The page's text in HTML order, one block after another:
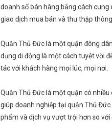
doanh số bán hàng bằng cách
giao dịch mua bán và thu thập
Quận Thủ Đức là một quận đông
dụng di động là một cách tuyệt vời
tác với khách hàng mọi lúc, mọi nơi.
Quận Thủ Đức là một quận có
giúp doanh nghiệp tại quận Thủ
phẩm và dịch vụ vượt trội hơn so với
thêm “1 chi nhánh MỚI”